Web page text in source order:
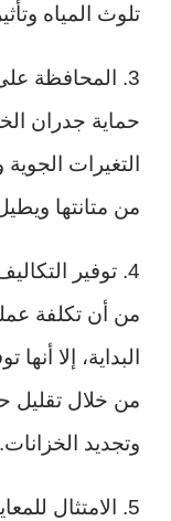
تلوث المياه
3. المحافظة
حماية جدران
التغيرات
من متانتها
4. توفير
من أن تكلفة
البداية، إلا
من خلال تقليل
وتجديد الخزانات.
5. الامتثال